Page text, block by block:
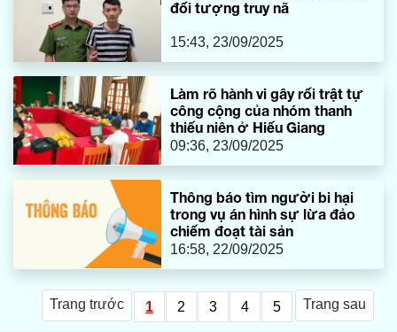
đối tượng truy nã
15:43, 23/09/2025
Làm rõ hành vi gây rối trật tự
công cộng của nhóm thanh
thiếu niên ở Hiếu Giang
09:36, 23/09/2025
Thông báo tìm người bi hại
trong vụ án hình sự lừa đảo
chiếm đoạt tài sản
16:58, 22/09/2025
Trang trước 1 2 3 4 5 Trang sau